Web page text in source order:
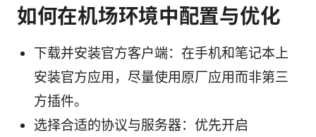
如何在机场环境中配置与优化
下载并安装官方客户端：在手机和笔记本上
安装官方应用，尽量使用原厂应用而非第三
方插件。
选择合适的协议与服务器：优先开启